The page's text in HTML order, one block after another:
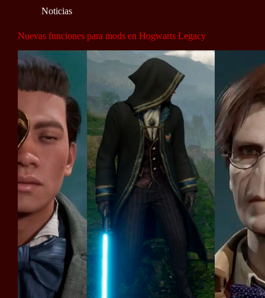
Noticias
Nuevas funciones para mods en Hogwarts Legacy